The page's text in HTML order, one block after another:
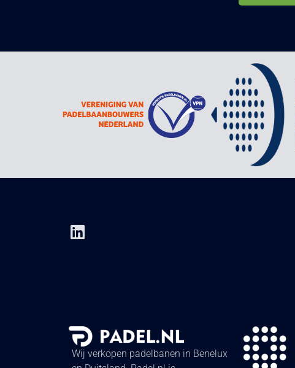
Wij verkopen padelbanen in Benelux